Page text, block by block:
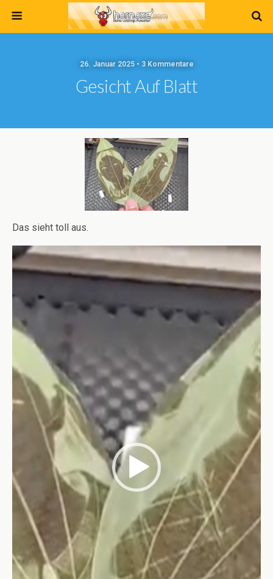
26. Januar 2025 • 3 Kommentare
Gesicht Auf Blatt
Das sieht toll aus.
Video-
Player